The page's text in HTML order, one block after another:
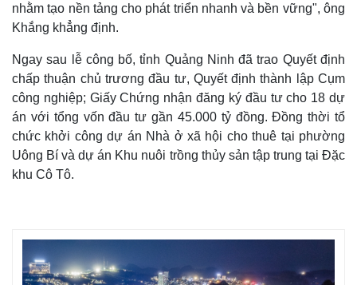
nhằm tạo nền tảng cho phát triển nhanh và bền vững", ông
Khắng khẳng định.
Ngay sau lễ công bố, tỉnh Quảng Ninh đã trao Quyết định
chấp thuận chủ trương đầu tư, Quyết định thành lập Cụm
công nghiệp; Giấy Chứng nhận đăng ký đầu tư cho 18 dự
án với tổng vốn đầu tư gần 45.000 tỷ đồng. Đồng thời tổ
chức khởi công dự án Nhà ở xã hội cho thuê tại phường
Uông Bí và dự án Khu nuôi trồng thủy sản tập trung tại Đặc
khu Cô Tô.